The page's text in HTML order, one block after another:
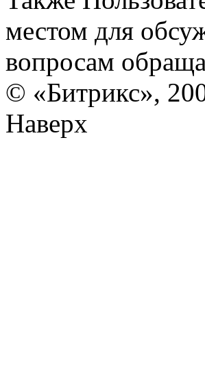
местом для
вопросам
© «Битрикс»,
Наверх